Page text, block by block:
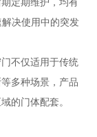
定期维护，均有
决使用中的突发
不仅适用于传统
多种场景，产品
的门体配套。